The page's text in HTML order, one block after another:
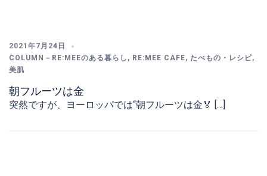
2021年7月24日
COLUMN－RE:MEEのある暮らし , RE:MEE CAFE, たべもの・レシピ,
美肌
朝フルーツは金
突然ですが、ヨーロッパでは“朝フルーツは金🏅 […]